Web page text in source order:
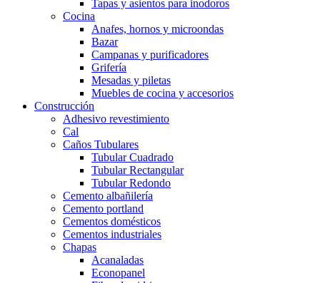
Tapas y asientos para inodoros
Cocina
Anafes, hornos y microondas
Bazar
Campanas y purificadores
Grifería
Mesadas y piletas
Muebles de cocina y accesorios
Construcción
Adhesivo revestimiento
Cal
Caños Tubulares
Tubular Cuadrado
Tubular Rectangular
Tubular Redondo
Cemento albañilería
Cemento portland
Cementos domésticos
Cementos industriales
Chapas
Acanaladas
Econopanel